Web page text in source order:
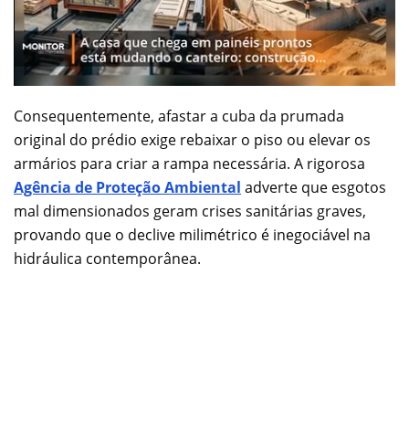
Consequentemente, afastar a cuba da prumada
original do prédio exige rebaixar o piso ou elevar os
armários para criar a rampa necessária. A rigorosa
Agência de Proteção Ambiental adverte que esgotos
mal dimensionados geram crises sanitárias graves,
provando que o declive milimétrico é inegociável na
hidráulica contemporânea.